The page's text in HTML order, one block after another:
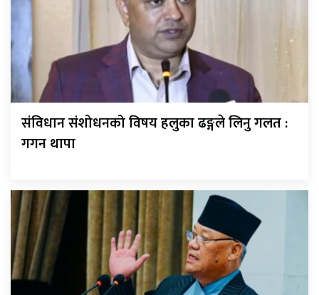
संविधान संशोधनको विषय हलुका ढङ्गले लिनु गलत :
गगन थापा